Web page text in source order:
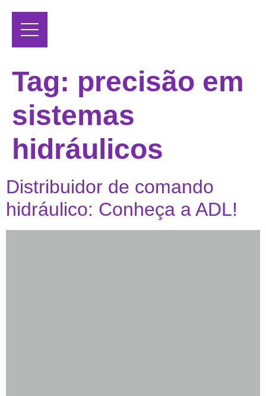
Tag: precisão em
sistemas
hidráulicos
Distribuidor de comando
hidráulico: Conheça a ADL!